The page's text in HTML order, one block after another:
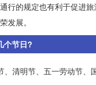
行的规定也有利于促进
发展。
个节日?
、清明节、五一劳动节、